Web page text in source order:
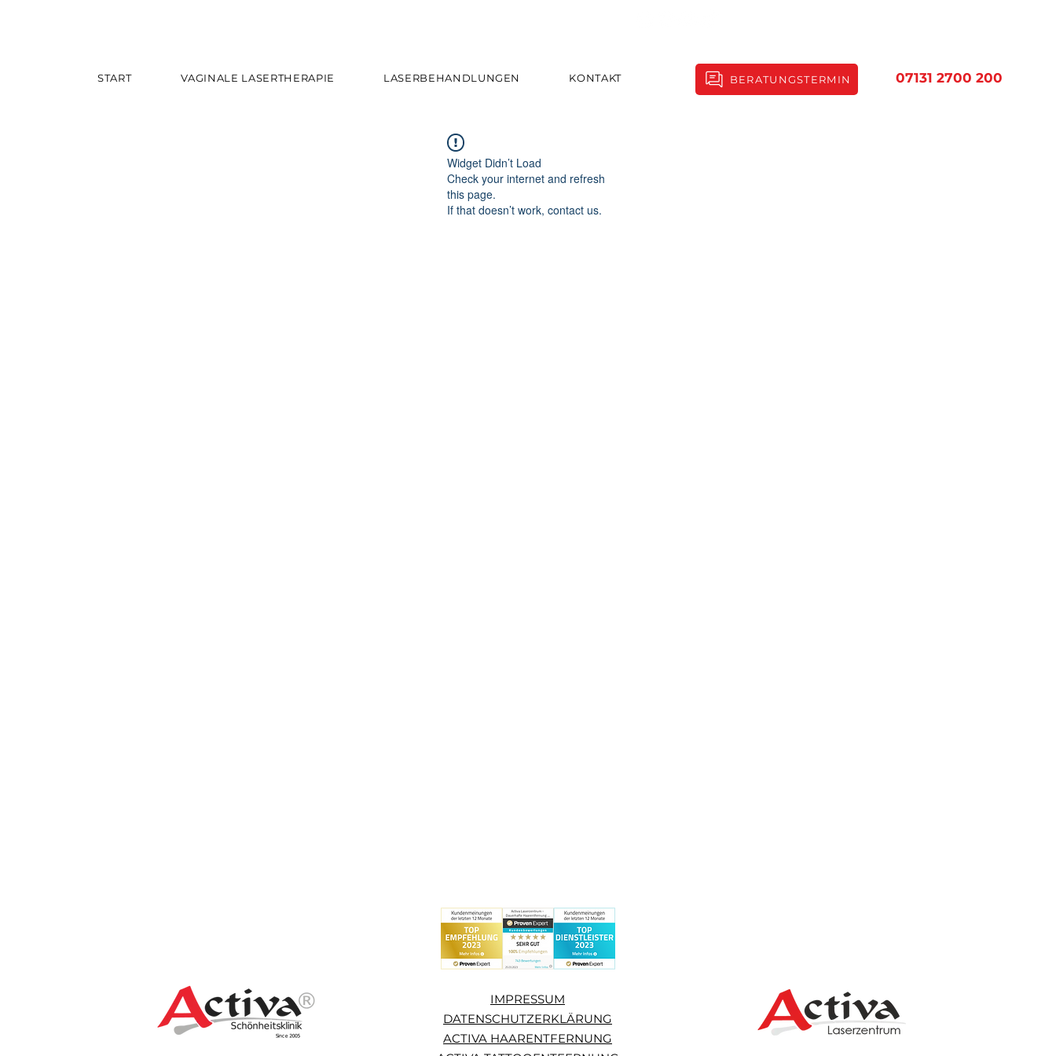
START VAGINALE LASERTHERAPIE LASERBEHANDLUNGEN KONTAKT BERATUNGSTERMIN 07131 2700 200
Widget Didn’t Load
Check your internet and refresh
this page.
If that doesn’t work, contact us.
IMPRESSUM
DATENSCHUTZERKLÄRUNG
ACTIVA HAARENTFERNUNG